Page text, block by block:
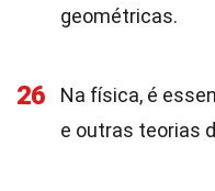
geométricas.
26
Na física, é
e outras teorias